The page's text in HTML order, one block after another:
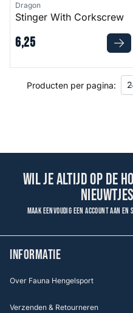
Dragon
Stinger With Corkscrew
6,25
Producten per pagina:
Wil je altijd op de
Maak eenvoudig een account aan
INFORMATIE
Over Fauna Hengelsport
Verzenden & Retourneren